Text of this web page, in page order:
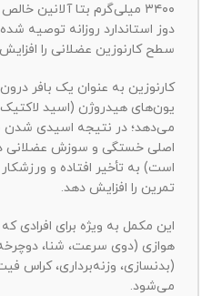
دوز استاندارد روزانه توصیه
سطح کارنوزین عضلانی را
کارنوزین به عنوان یک بافر
یون‌های هیدروژن (اسید
می‌دهد؛ در نتیجه اسیدی شدن
اصلی خستگی و سوزش عضلانی
است) به تأخیر افتاده و
تمرین را افزایش دهد.
این مکمل به ویژه برای افرادی
هوازی (دوی سرعت، شنا،
(بدنسازی، وزنه‌برداری، کراس
می‌شود.